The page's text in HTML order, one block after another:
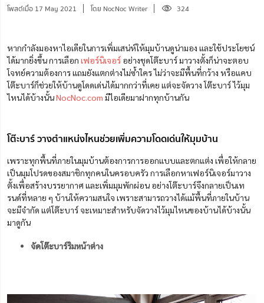
โพสต์เมื่อ 17 May 2021 โดย NocNoc Writer 324
หากกำลังมองหาไอเดียในการเพิ่มเสน่ห์ให้มุมบ้านดูน่ามอง และใช้ประโยชน์
ได้มากยิ่งขึ้น การเลือก เฟอร์นิเจอร์ อย่างชุดโต๊ะบาร์ มาวางตั้งก็น่าจะตอบ
โจทย์ความต้องการ แถมยังแตกต่างไม่ซ้ำใคร ไม่ว่าจะมีพื้นที่กว้าง หรือแคบ
โต๊ะบาร์ก็ช่วยให้บ้านดูโดดเด่นได้มากกว่าที่เคย แต่จะจัดวาง โต๊ะบาร์ ไว้มุม
ไหนได้บ้างนั้นNocNoc.com มีไอเดียมาฝากทุกบ้านกัน
โต๊ะบาร์ วางตำแหน่งไหนช่วยเพิ่มความโดดเด่นให้มุมบ้าน
เพราะทุกพื้นที่ภายในมุมบ้านต้องการการออกแบบและตกแต่ง เพื่อให้กลาย
เป็นมุมโปรดของสมาชิกทุกคนในครอบครัว การเลือกหาเฟอร์นิเจอร์มาวาง
ตั้งเพื่อสร้างบรรยากาศ และเพิ่มมุมพักผ่อน อย่างโต๊ะบาร์จึงกลายเป็นเท
รนด์ที่หลาย ๆ บ้านให้ความสนใจ เพราะสามารถวางได้แม้พื้นที่ภายในบ้าน
จะมีจำกัด แต่โต๊ะบาร์ จะเหมาะสำหรับจัดวางไว้มุมไหนของบ้านได้บ้างนั้น
มาดูกัน
จัดโต๊ะบาร์ริมหน้าต่าง